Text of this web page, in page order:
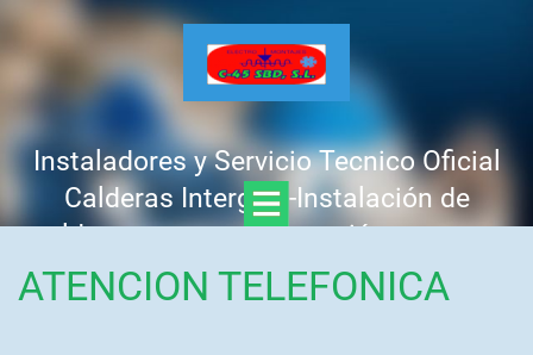
Instaladores y Servicio Tecnico Oficial
Calderas Intergas -Instalación de
calderas nuevas -Reparación urgente -
Mantenimiento y revisión anual -
Presupuesto GRATIS, sin compromiso
ATENCION TELEFONICA